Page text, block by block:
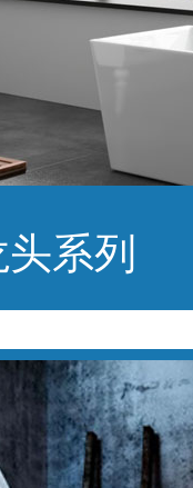
系列